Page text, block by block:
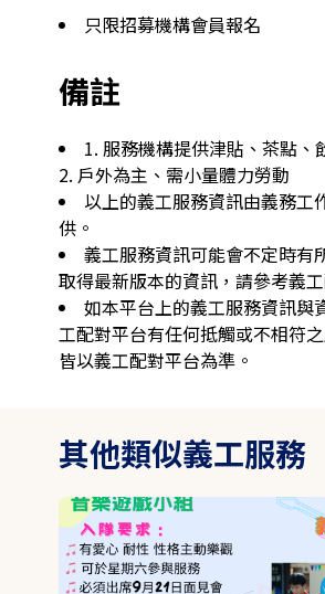
只限招募機構會員報名
備註
1. 服務機構提供津貼、茶點、
2. 戶外為主、需小量體力勞動
以上的義工服務資訊由義務工
供。
義工服務資訊可能會不定時有
取得最新版本的資訊，請參考義
如本平台上的義工服務資訊與
工配對平台有任何抵觸或不相符
皆以義工配對平台為準。
其他類似義工服務